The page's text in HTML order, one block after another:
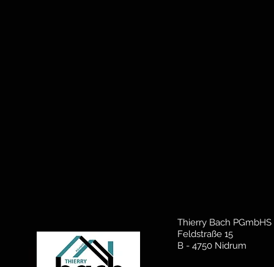
Thierry Bach PGmbHS
Feldstraße 15
B - 4750 Nidrum